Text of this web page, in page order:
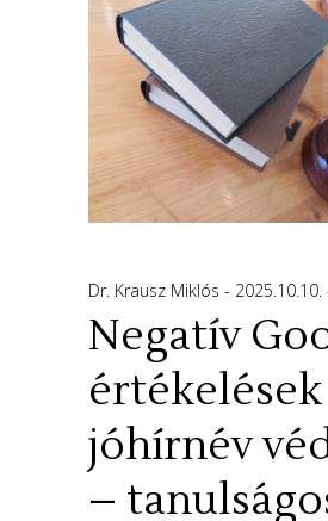
Dr. Krausz Miklós 2025.10.10.
Negatív
értékelések
jóhírnév
–